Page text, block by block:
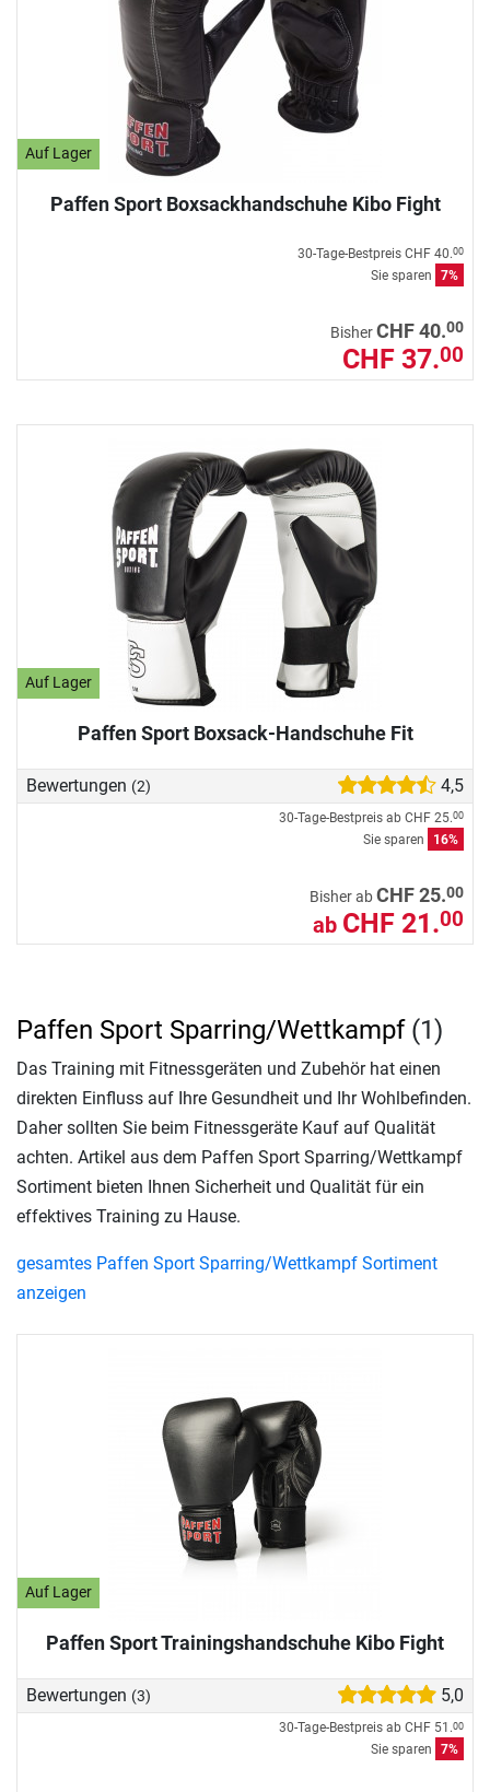
Auf Lager
Paffen Sport Boxsackhandschuhe Kibo Fight
30-Tage-Bestpreis CHF 40.00
Sie sparen 7%
BisherCHF 40.00
CHF 37.00
Auf Lager
Paffen Sport Boxsack-Handschuhe Fit
Bewertungen (2) 4,5
30-Tage-Bestpreis ab CHF 25.00
Sie sparen 16%
Bisher abCHF 25.00
ab CHF 21.00
Auf Lager
Paffen Sport Trainingshandschuhe Kibo Fight
Bewertungen (3) 5,0
30-Tage-Bestpreis ab CHF 51.00
Sie sparen 7%
Paffen Sport Sparring/Wettkampf(1)
Das Training mit Fitnessgeräten und Zubehör hat einen
direkten Einfluss auf Ihre Gesundheit und Ihr Wohlbefinden.
Daher sollten Sie beim Fitnessgeräte Kauf auf Qualität
achten. Artikel aus dem Paffen Sport Sparring/Wettkampf
Sortiment bieten Ihnen Sicherheit und Qualität für ein
effektives Training zu Hause.
gesamtes Paffen Sport Sparring/Wettkampf Sortiment
anzeigen